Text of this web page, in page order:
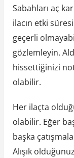
Sabahları aç
ilacın etki
geçerli
gözlemleyin.
hissettiğinizi
olabilir.
Her ilaçta
olabilir. Eğer
başka
Alışık